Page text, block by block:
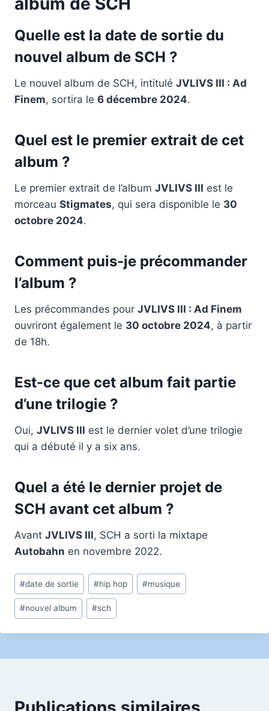
Quelle est la date de sortie du
nouvel album de SCH ?
Le nouvel album de SCH, intitulé JVLIVS III : Ad
Finem, sortira le 6 décembre 2024.
Quel est le premier extrait de cet
album ?
Le premier extrait de l’album JVLIVS III est le
morceau Stigmates, qui sera disponible le 30
octobre 2024.
Comment puis-je précommander
l’album ?
Les précommandes pour JVLIVS III : Ad Finem
ouvriront également le 30 octobre 2024, à partir
de 18h.
Est-ce que cet album fait partie
d’une trilogie ?
Oui, JVLIVS III est le dernier volet d’une trilogie
qui a débuté il y a six ans.
Quel a été le dernier projet de
SCH avant cet album ?
Avant JVLIVS III, SCH a sorti la mixtape
Autobahn en novembre 2022.
Étiquettes
de
la
#date de sortie #hip hop #musique
#nouvel album #sch